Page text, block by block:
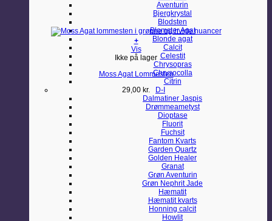
Aventurin
Bjergkrystal
Blodsten
Blomster Agat
Blonde agat
Calcit
Celestit
Chrysopras
Chrysocolla
Citrin
D-I
Dalmatiner Jaspis
Drømmeametyst
Dioptase
Fluorit
Fuchsit
Fantom Kvarts
Garden Quartz
Golden Healer
Granat
Grøn Aventurin
Grøn Nephrit Jade
Hæmatit
Hæmatit kvarts
Honning calcit
Howlit
+
Vis
Ikke på lager
Moss Agat Lommesten
29,00 kr.